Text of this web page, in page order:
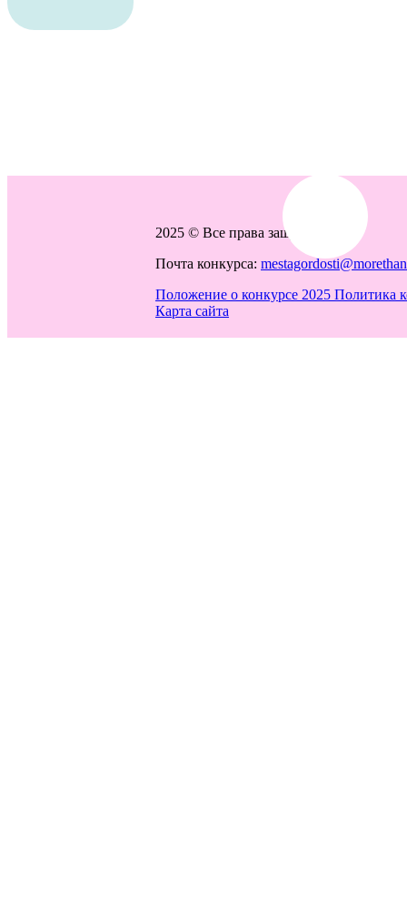
2025 © Все права защищены
Почта конкурса:
Положение о конкурсе 2025 Политика
Карта сайта